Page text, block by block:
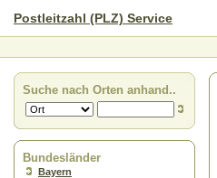
Postleitzahl (PLZ) Service
Suche nach Orten anhand..
Bundesländer
Bayern